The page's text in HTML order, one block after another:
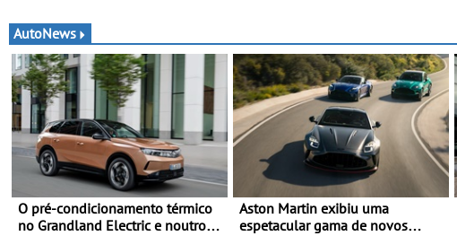
AutoNews
O pré-condicionamento térmico
no Grandland Electric e noutros
Aston Martin exibiu uma
espetacular gama de novos